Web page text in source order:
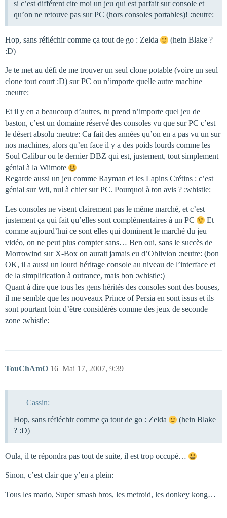
si c’est différent cite moi un jeu qui est parfait sur console et
qu’on ne retouve pas sur PC (hors consoles portables)! :neutre:
Hop, sans réfléchir comme ça tout de go : Zelda
(hein Blake ?
:D)
Je te met au défi de me trouver un seul clone potable (voire un seul
clone tout court :D) sur PC ou n’importe quelle autre machine
:neutre:
Et il y en a beaucoup d’autres, tu prend n’importe quel jeu de
baston, c’est un domaine réservé des consoles vu que sur PC c’est
le désert absolu :neutre: Ca fait des années qu’on en a pas vu un sur
nos machines, alors qu’en face il y a des poids lourds comme les
Soul Calibur ou le dernier DBZ qui est, justement, tout simplement
génial à la Wiimote
Regarde aussi un jeu comme Rayman et les Lapins Crétins : c’est
génial sur Wii, nul à chier sur PC. Pourquoi à ton avis ? :whistle:
Les consoles ne visent clairement pas le même marché, et c’est
justement ça qui fait qu’elles sont complémentaires à un PC
Et
comme aujourd’hui ce sont elles qui dominent le marché du jeu
vidéo, on ne peut plus compter sans… Ben oui, sans le succès de
Morrowind sur X-Box on aurait jamais eu d’Oblivion :neutre: (bon
OK, il a aussi un lourd héritage console au niveau de l’interface et
de la simplification à outrance, mais bon :whistle:)
Quant à dire que tous les gens hérités des consoles sont des bouses,
il me semble que les nouveaux Prince of Persia en sont issus et ils
sont pourtant loin d’être considérés comme des jeux de seconde
zone :whistle:
TouChAmO Mai 17, 2007, 9:39
16
Cassin:
Hop, sans réfléchir comme ça tout de go : Zelda
(hein Blake
? :D)
Oula, il te répondra pas tout de suite, il est trop occupé…
Sinon, c’est clair que y’en a plein:
Tous les mario, Super smash bros, les metroid, les donkey kong…